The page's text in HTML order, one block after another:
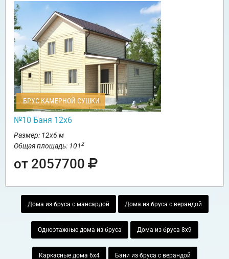
БРУС КАМЕРНОЙ СУШКИ
№10 Баня 12х6
Размер: 12х6 м
Общая площадь: 1012
от 2057700
Дома из бруса с мансардой Дома из бруса с верандой
Одноэтажные дома из бруса Дома из бруса 8х9
Каркасные дома 6х4 Бани из бруса с верандой